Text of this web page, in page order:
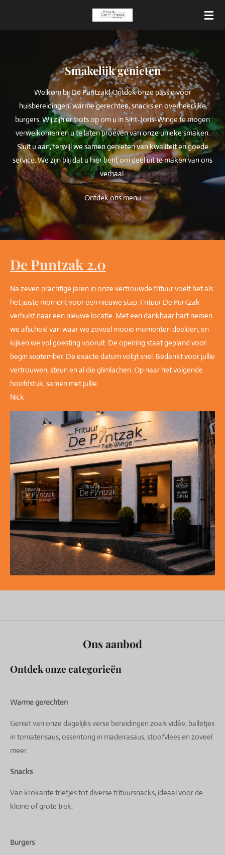
Smakelijk genieten
Welkom bij De Puntzak! Ontdek onze passie voor
huisbereidingen, warme gerechten, snacks en overheerlijke
burgers. Wij zijn er trots op om u in Sint-Joris-Winge te mogen
verwelkomen en u te laten proeven van onze unieke smaken.
Sluit u aan, terwijl we samen genieten van kwaliteit en goede
service. We zijn blij dat u hier bent om deel uit te maken van ons
verhaal.
Ontdek ons menu
De Puntzak 2.0
Na zeven prachtige jaren in onze vertrouwde frituur voelt het als
het juiste moment voor een nieuwe stap. Frituur De Puntzak
verhuist naar een nieuwe locatie. Met een dankbaar hart nemen
we afscheid van waar we zoveel mooie momenten deelden, en
kijken we vol goesting vooruit. De opening staat gepland voor
begin september. De exacte datum volgt snel. Bedankt voor jullie
vertrouwen, steun en al die glimlachen. Op naar het volgende
hoofdstuk, samen met jullie.
Nick
Ons aanbod
Ontdek onze categorieën
Warme gerechten
Geniet van onze dagelijks verse bereidingen zoals vidée, balletjes
in tomatensaus, ossentong in madeirasaus, stoofvlees en zoveel
meer.
Snacks
Van krokante frietjes tot diverse frituursnacks, ideaal voor de
kleine of grote trek.
Burgers